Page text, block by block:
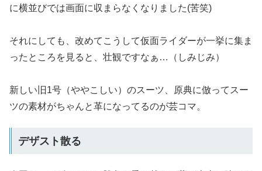
に横並びでは画面に収まらなくなりました(苦笑)
それにしても、改めてこうして仮面ライダーが一挙に集ま
ったところを見ると、壮観ですなぁ…（しみじみ）
新しい旧1号（ややこしい）のスーツ、原典に倣ってスー
ツの素材がちゃんと革になってるのが芸コマ。
デザスト散る